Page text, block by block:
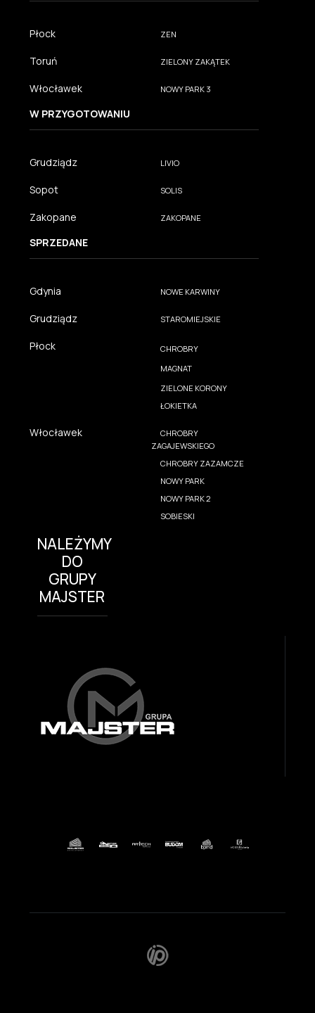
Płock ZEN
Toruń ZIELONY ZAKĄTEK
Włocławek NOWY PARK 3
W PRZYGOTOWANIU
Grudziądz LIVIO
Sopot SOLIS
Zakopane ZAKOPANE
SPRZEDANE
Gdynia NOWE KARWINY
Grudziądz STAROMIEJSKIE
Płock
CHROBRY
MAGNAT
ZIELONE KORONY
ŁOKIETKA
Włocławek
CHROBRY
ZAGAJEWSKIEGO
CHROBRY ZAZAMCZE
NOWY PARK
NOWY PARK 2
SOBIESKI
NALEŻYMY
DO
GRUPY
MAJSTER